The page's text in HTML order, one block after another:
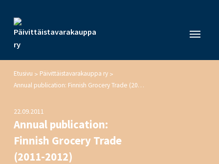
Etusivu > Päivittäistavarakauppa ry >
Annual publication: Finnish Grocery Trade (2011-2012)
22.09.2011
Annual publication:
Finnish Grocery Trade
(2011-2012)